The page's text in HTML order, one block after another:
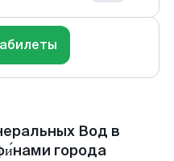
Вод в
города